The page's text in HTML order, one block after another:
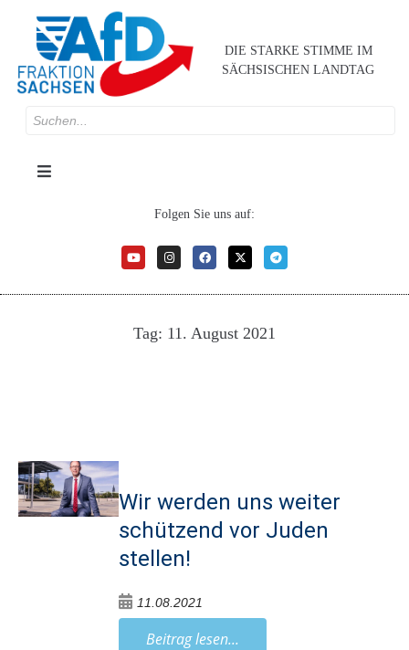
DIE STARKE STIMME IM
SÄCHSISCHEN LANDTAG
Folgen Sie uns auf:
Tag: 11. August 2021
Wir werden uns weiter
schützend vor Juden
stellen!
11.08.2021
Beitrag lesen...